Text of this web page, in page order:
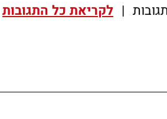
| לקריאת כל התגובות